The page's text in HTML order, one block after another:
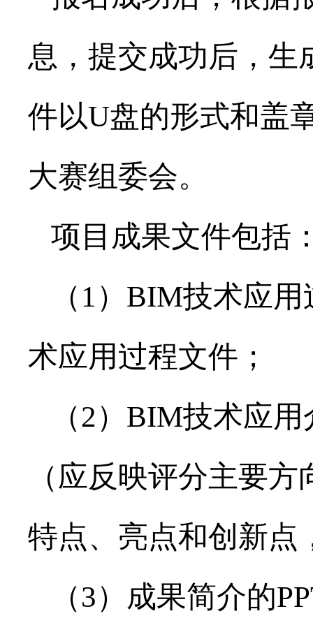
息，提交成功后，生
件以U盘的形式和盖
大赛组委会。
项目成果文件包括
（1）BIM技术应用
术应用过程文件；
（2）BIM技术应用
（应反映评分主要
特点、亮点和创新点
（3）成果简介的